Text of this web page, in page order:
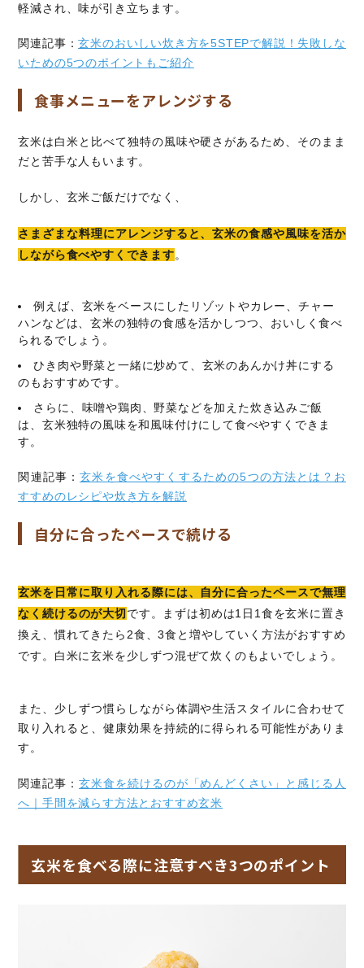
軽減され、味が引き立ちます。
関連記事：玄米のおいしい炊き方を5STEPで解説！失敗しな
いための5つのポイントもご紹介
食事メニューをアレンジする
玄米は白米と比べて独特の風味や硬さがあるため、そのまま
だと苦手な人もいます。
しかし、玄米ご飯だけでなく、
さまざまな料理にアレンジすると、玄米の食感や風味を活か
しながら食べやすくできます。
例えば、玄米をベースにしたリゾットやカレー、チャー
ハンなどは、玄米の独特の食感を活かしつつ、おいしく食べ
られるでしょう。
ひき肉や野菜と一緒に炒めて、玄米のあんかけ丼にする
のもおすすめです。
さらに、味噌や鶏肉、野菜などを加えた炊き込みご飯
は、玄米独特の風味を和風味付けにして食べやすくできま
す。
関連記事：玄米を食べやすくするための5つの方法とは？お
すすめのレシピや炊き方を解説
自分に合ったペースで続ける
玄米を日常に取り入れる際には、自分に合ったペースで無理
なく続けるのが大切です。まずは初めは1日1食を玄米に置き
換え、慣れてきたら2食、3食と増やしていく方法がおすすめ
です。白米に玄米を少しずつ混ぜて炊くのもよいでしょう。
また、少しずつ慣らしながら体調や生活スタイルに合わせて
取り入れると、健康効果を持続的に得られる可能性がありま
す。
関連記事：玄米食を続けるのが「めんどくさい」と感じる人
へ｜手間を減らす方法とおすすめ玄米
玄米を食べる際に注意すべき3つのポイント